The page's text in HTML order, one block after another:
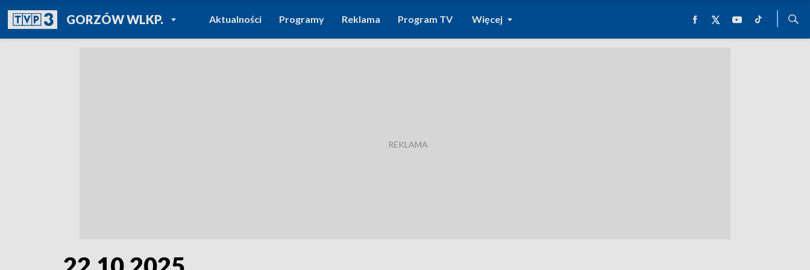
GORZÓW WLKP.POWRÓT DO
TVP REGIONY
Aktualności Programy Reklama Program TV Więcej